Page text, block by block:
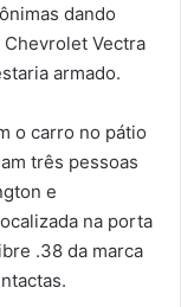
dando
Vectra
armado.
o carro no pátio
três pessoas
e
na porta
.38 da marca